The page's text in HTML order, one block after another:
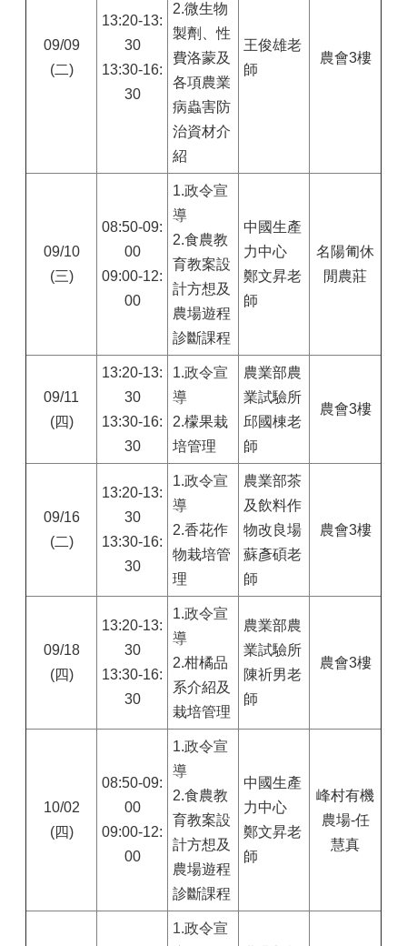
09/09
(二)
13:20-13:
30
13:30-16:
30
2.微生物
製劑、性
費洛蒙及
各項農業
病蟲害防
治資材介
紹
王俊雄老
師
農會3樓
09/10
(三)
08:50-09:
00
09:00-12:
00
1.政令宣
導
2.食農教
育教案設
計方想及
農場遊程
診斷課程
中國生產
力中心
鄭文昇老
師
名陽匍休
閒農莊
09/11
(四)
13:20-13:
30
13:30-16:
30
1.政令宣
導
2.檬果栽
培管理
農業部農
業試驗所
邱國棟老
師
農會3樓
09/16
(二)
13:20-13:
30
13:30-16:
30
1.政令宣
導
2.香花作
物栽培管
理
農業部茶
及飲料作
物改良場
蘇彥碩老
師
農會3樓
09/18
(四)
13:20-13:
30
13:30-16:
30
1.政令宣
導
2.柑橘品
系介紹及
栽培管理
農業部農
業試驗所
陳祈男老
師
農會3樓
10/02
(四)
08:50-09:
00
09:00-12:
00
1.政令宣
導
2.食農教
育教案設
計方想及
農場遊程
診斷課程
中國生產
力中心
鄭文昇老
師
峰村有機
農場-任
慧真
1.政令宣